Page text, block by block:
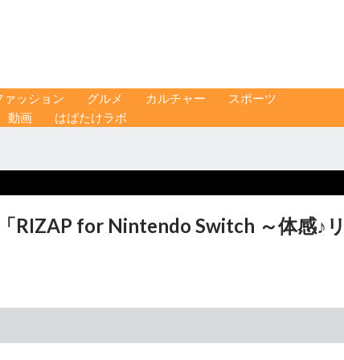
ァッション グルメ カルチャー
スポーツ
動画 はばたけラボ
for Nintendo Switch ～体感♪